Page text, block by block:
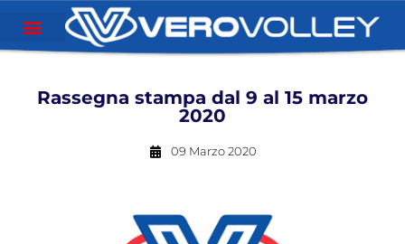
Rassegna stampa dal 9 al 15 marzo
2020
09 Marzo 2020